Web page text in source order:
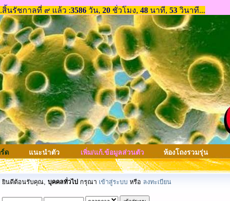
ด แนะนำตัว เพิ่ม/แก้.ข้อมูลส่วนตัว ห้องโถงรวมรุ่น
ยินดีต้อนรับคุณ, บุคคลทั่วไป กรุณา เข้าสู่ระบบ หรือ ลงทะเบียน